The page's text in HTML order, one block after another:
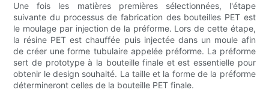
Une fois les matières premières sélectionnées, l'étape
suivante du processus de fabrication des bouteilles PET est
le moulage par injection de la préforme. Lors de cette étape,
la résine PET est chauffée puis injectée dans un moule afin
de créer une forme tubulaire appelée préforme. La préforme
sert de prototype à la bouteille finale et est essentielle pour
obtenir le design souhaité. La taille et la forme de la préforme
détermineront celles de la bouteille PET finale.